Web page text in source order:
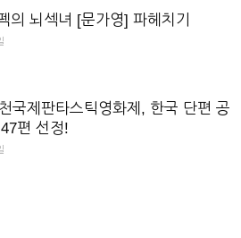
의 뇌섹녀 [문가영] 파헤치기
국제판타스틱영화제, 한국 단편 공
편 선정!